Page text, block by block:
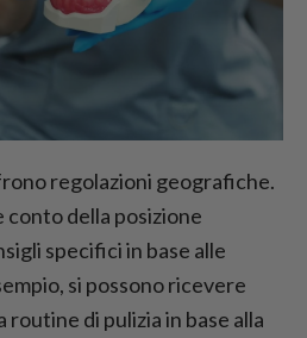
regolazioni geografiche.
della posizione
specifici in base alle
si possono ricevere
di pulizia in base alla